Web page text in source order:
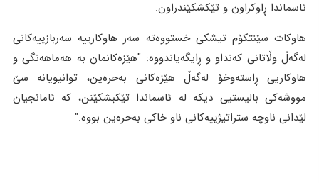
ئاسماندا ڕاوکراون و تێکشکێندراون.
هاوكات سێنتکۆم تیشکی خستووەتە سەر هاوکارییە سەربازییەکانی
لەگەڵ وڵاتانی کەنداو و ڕایگەیاندووە: "هێزەکانمان بە هەماهەنگی و
هاوکاریی ڕاستەوخۆ لەگەڵ هێزەکانی بەحرەین، توانیویانە سێ
مووشەکی بالیستیی دیکە لە ئاسماندا تێکبشکێنن، کە ئامانجیان
لێدانی ناوچە ستراتیژییەکانی ناو خاکی بەحرەین بووە."